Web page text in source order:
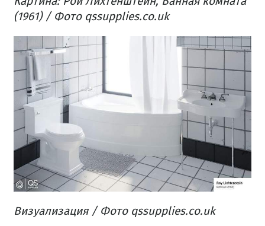
(1961) / Фото qssupplies.co.uk
Визуализация / Фото qssupplies.co.uk